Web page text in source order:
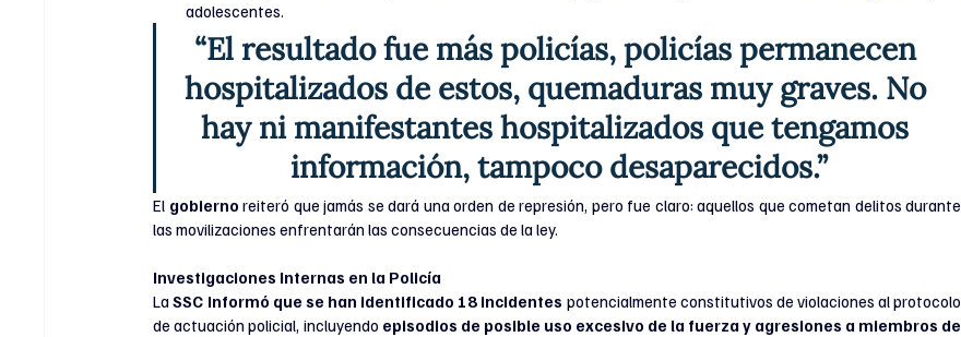
adolescentes.
“El resultado fue más policías, policías permanecen
hospitalizados de estos, quemaduras muy graves. No
hay ni manifestantes hospitalizados que tengamos
información, tampoco desaparecidos.”
El gobierno reiteró que jamás se dará una orden de represión, pero fue claro: aquellos que cometan delitos durante
las movilizaciones enfrentarán las consecuencias de la ley.
Investigaciones Internas en la Policía
La SSC informó que se han identificado 18 incidentes potencialmente constitutivos de violaciones al protocolo
de actuación policial, incluyendo episodios de posible uso excesivo de la fuerza y agresiones a miembros de